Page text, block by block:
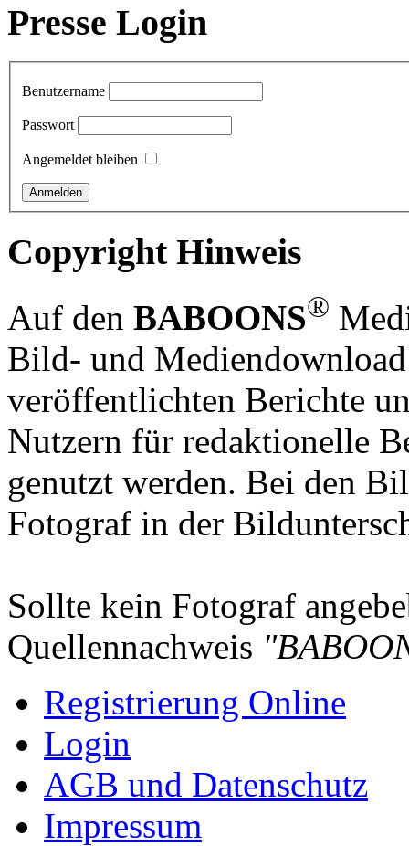
Presse Login
Benutzername
Passwort
Angemeldet bleiben
Copyright Hinweis
Auf den BABOONS®
Bild- und
veröffentlichten Berichte
Nutzern für redaktionelle
genutzt werden. Bei den
Fotograf in der
Sollte kein Fotograf
Quellennachweis
Registrierung Online
Login
AGB und Datenschutz
Impressum